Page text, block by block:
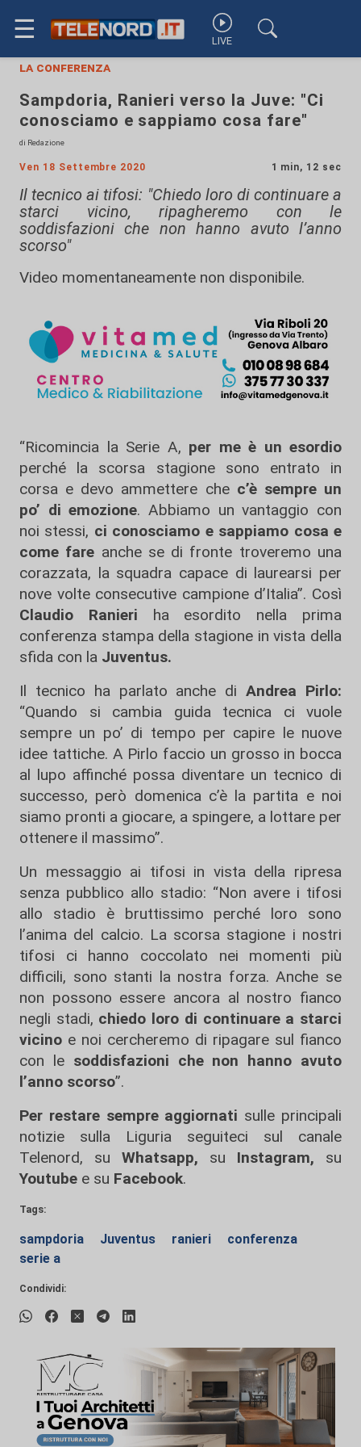
☰ LIVE
la conferenza
Sampdoria, Ranieri verso la Juve: "Ci
conosciamo e sappiamo cosa fare"
di Redazione
Ven 18 Settembre 2020 1 min, 12 sec
Il tecnico ai tifosi: "Chiedo loro di continuare a
starci vicino, ripagheremo con le
soddisfazioni che non hanno avuto l’anno
scorso"
Video momentaneamente non disponibile.
“Ricomincia la Serie A, per me è un esordio
perché la scorsa stagione sono entrato in
corsa e devo ammettere che c’è sempre un
po’ di emozione. Abbiamo un vantaggio con
noi stessi, ci conosciamo e sappiamo cosa e
come fare anche se di fronte troveremo una
corazzata, la squadra capace di laurearsi per
nove volte consecutive campione d’Italia”. Così
Claudio Ranieri ha esordito nella prima
conferenza stampa della stagione in vista della
sfida con la Juventus.
Il tecnico ha parlato anche diAndrea Pirlo:
“Quando si cambia guida tecnica ci vuole
sempre un po’ di tempo per capire le nuove
idee tattiche. A Pirlo faccio un grosso in bocca
al lupo affinché possa diventare un tecnico di
successo, però domenica c’è la partita e noi
siamo pronti a giocare, a spingere, a lottare per
ottenere il massimo”.
Un messaggio ai tifosi in vista della ripresa
senza pubblico allo stadio: “Non avere i tifosi
allo stadio è bruttissimo perché loro sono
l’anima del calcio. La scorsa stagione i nostri
tifosi ci hanno coccolato nei momenti più
difficili, sono stanti la nostra forza. Anche se
non possono essere ancora al nostro fianco
negli stadi, chiedo loro di continuare a starci
vicino e noi cercheremo di ripagare sul fianco
con lesoddisfazioni che non hanno avuto
l’anno scorso”.
Per restare sempre aggiornati sulle principali
notizie sulla Liguria seguiteci sul canale
Telenord, su
Whatsapp, su Instagram, su
Youtube e su Facebook.
Tags:
sampdoria Juventus ranieri
conferenza
serie a
Condividi: